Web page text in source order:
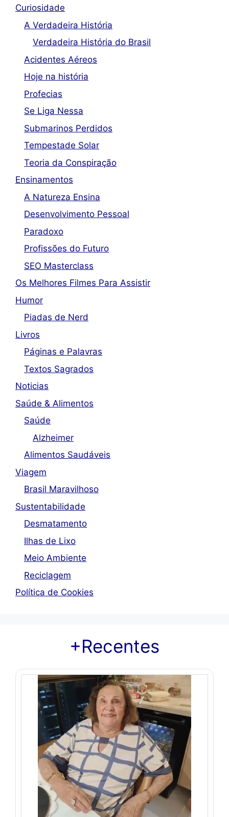
Curiosidade
A Verdadeira História
Verdadeira História do Brasil
Acidentes Aéreos
Hoje na história
Profecias
Se Liga Nessa
Submarinos Perdidos
Tempestade Solar
Teoria da Conspiração
Ensinamentos
A Natureza Ensina
Desenvolvimento Pessoal
Paradoxo
Profissões do Futuro
SEO Masterclass
Os Melhores Filmes Para Assistir
Humor
Piadas de Nerd
Livros
Páginas e Palavras
Textos Sagrados
Noticias
Saúde & Alimentos
Saúde
Alzheimer
Alimentos Saudáveis
Viagem
Brasil Maravilhoso
Sustentabilidade
Desmatamento
Ilhas de Lixo
Meio Ambiente
Reciclagem
Política de Cookies
+Recentes